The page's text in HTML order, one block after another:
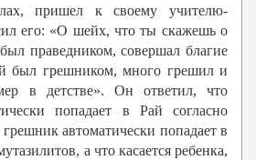
пришел к своему учителю-
его: «О шейх, что ты скажешь о
праведником, совершал благие
был грешником, много грешил и
в детстве». Он ответил, что
попадает в Рай согласно
автоматически попадает в
а что касается ребенка,